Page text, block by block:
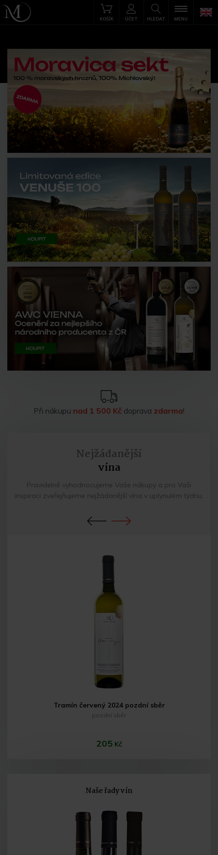
HLEDAT
KOŠÍK ÚČET MENU
Při nákupu nad 1 500 Kč doprava zdarma!
Nejžádanější
vína
Pravidelně vyhodnocujeme Vaše nákupy a pro Vaši
inspiraci zveřejňujeme nejžádanější vína v uplynulém týdnu.
Previous
Tramín červený 2024 pozdní sběr
pozdní sběr
205 Kč
Do košíku
Naše řady vín